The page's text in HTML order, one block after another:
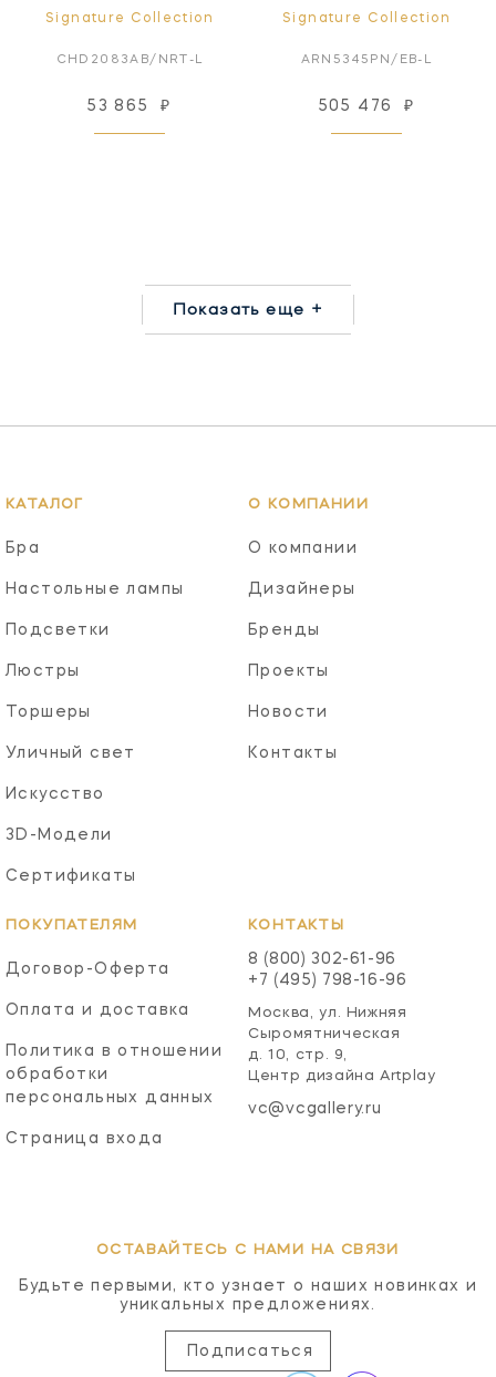
Signature Collection
CHD2083AB/NRT-L
53 865 ₽
Signature Collection
ARN5345PN/EB-L
505 476 ₽
Показать еще +
КАТАЛОГ
Бра
Настольные лампы
Подсветки
Люстры
Торшеры
Уличный свет
Искусство
3D-Модели
Сертификаты
О КОМПАНИИ
О компании
Дизайнеры
Бренды
Проекты
Новости
Контакты
ПОКУПАТЕЛЯМ
Договор-Оферта
Оплата и доставка
Политика в отношении
обработки
персональных данных
Страница входа
КОНТАКТЫ
8 (800) 302-61-96
+7 (495) 798-16-96
Москва, ул. Нижняя
Сыромятническая
д. 10, стр. 9,
Центр дизайна Artplay
vc@vcgallery.ru
ОСТАВАЙТЕСЬ С НАМИ НА СВЯЗИ
Будьте первыми, кто узнает о наших новинках и
уникальных предложениях.
Подписаться